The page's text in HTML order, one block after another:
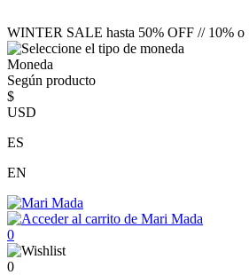
WINTER SALE hasta 50% OFF // 10% o
Moneda
Según producto
$
USD
ES
EN
0
0